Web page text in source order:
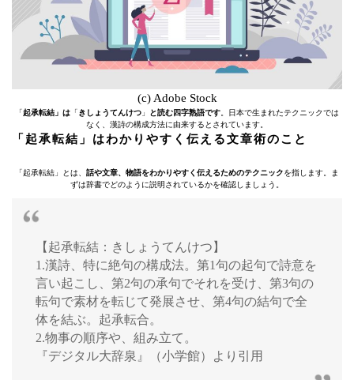
(c) Adobe Stock
「起承転結」は 「きしょうてんけつ 」 と読む四字熟語です 。日本で生まれたテクニックでは
なく、漢詩の構成方法に由来するとされています。
「起承転結」はわかりやすく伝える文章術のこと
「起承転結」とは、 話や文章、物語をわかりやすく伝えるためのテクニックを指します。ま
ずは辞書でどのように説明されているかを確認しましょう。
【起承転結：きしょうてんけつ】
1.漢詩、特に絶句の構成法。第1句の起句で詩意を
言い起こし、第2句の承句でそれを受け、第3句の
転句で素材を転じて発展させ、第4句の結句で全
体を結ぶ。起承転合。
2.物事の順序や、組み立て。
『デジタル大辞泉』（小学館）より引用